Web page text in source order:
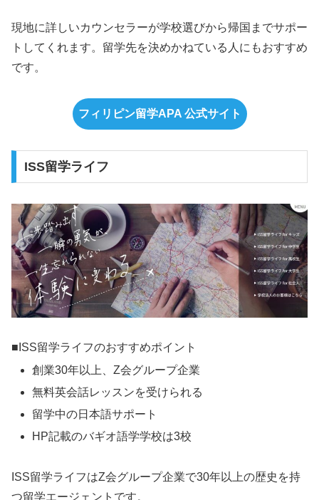
現地に詳しいカウンセラーが学校選びから帰国までサポー
トしてくれます。留学先を決めかねている人にもおすすめ
です。
フィリピン留学APA 公式サイト
ISS留学ライフ
■ISS留学ライフのおすすめポイント
創業30年以上、Z会グループ企業
無料英会話レッスンを受けられる
留学中の日本語サポート
HP記載のバギオ語学学校は3校
ISS留学ライフはZ会グループ企業で30年以上の歴史を持
つ留学エージェントです。